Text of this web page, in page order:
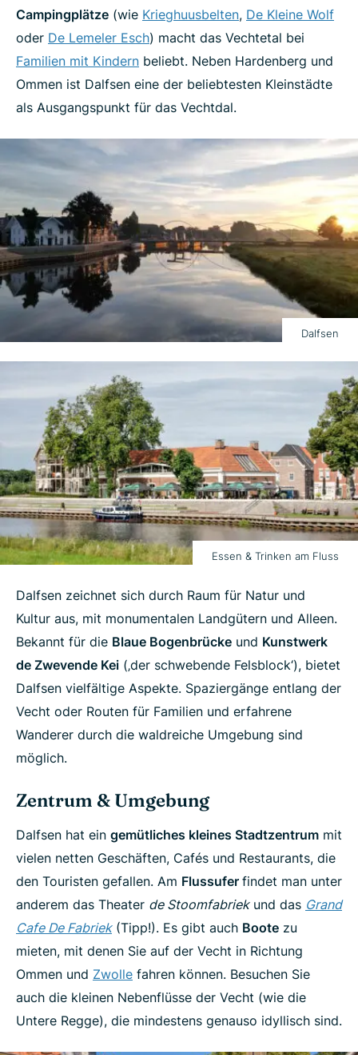
Campingplätze (wie Krieghuusbelten, De Kleine Wolf
oder De Lemeler Esch) macht das Vechtetal bei
Familien mit Kindern beliebt. Neben Hardenberg und
Ommen ist Dalfsen eine der beliebtesten Kleinstädte
als Ausgangspunkt für das Vechtdal.
Dalfsen
Essen & Trinken am Fluss
Dalfsen zeichnet sich durch Raum für Natur und
Kultur aus, mit monumentalen Landgütern und Alleen.
Bekannt für die Blaue Bogenbrücke und Kunstwerk
de Zwevende Kei (‚der schwebende Felsblock‘), bietet
Dalfsen vielfältige Aspekte. Spaziergänge entlang der
Vecht oder Routen für Familien und erfahrene
Wanderer durch die waldreiche Umgebung sind
möglich.
Zentrum & Umgebung
Dalfsen hat ein gemütliches kleines Stadtzentrum mit
vielen netten Geschäften, Cafés und Restaurants, die
den Touristen gefallen. Am Flussufer findet man unter
anderem das Theater de Stoomfabriekund das Grand
Cafe De Fabriek(Tipp!). Es gibt auch Boote zu
mieten, mit denen Sie auf der Vecht in Richtung
Ommen und Zwolle fahren können. Besuchen Sie
auch die kleinen Nebenflüsse der Vecht (wie die
Untere Regge), die mindestens genauso idyllisch sind.